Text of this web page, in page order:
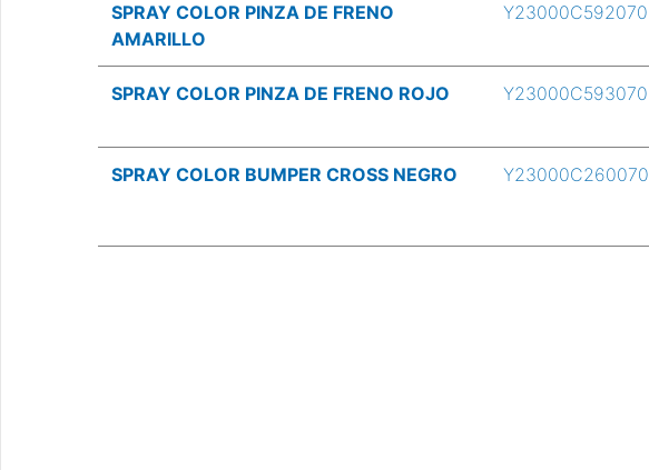
SPRAY COLOR PINZA DE FRENO
AMARILLO
Y23000C592070
SPRAY COLOR PINZA DE FRENO ROJO Y23000C593070
SPRAY COLOR BUMPER CROSS NEGRO Y23000C260070